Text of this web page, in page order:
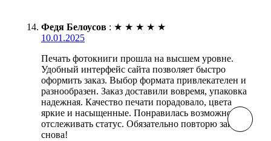
Федя Белоусов : ★ ★ ★ ★ ★
10.01.2025
Печать фотокниги прошла на высшем уровне.
Удобный интерфейс сайта позволяет быстро
оформить заказ. Выбор формата привлекателен и
разнообразен. Заказ доставили вовремя, упаковка
надежная. Качество печати порадовало, цвета
яркие и насыщенные. Понравилась возможность
отслеживать статус. Обязательно повторю заказ
снова!